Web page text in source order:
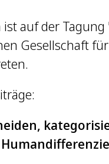
auf der Tagung
Gesellschaft